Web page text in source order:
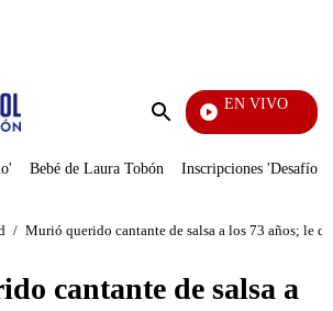
Enviar
EN VIVO
Bebé de Laura Tobón Inscripciones 'Desafío'
/ Murió querido cantante de salsa a los 73 años; le
cantante de salsa a